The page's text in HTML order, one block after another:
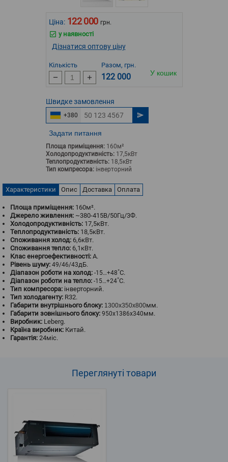
Ціна: 122 000 грн.
у наявності
Дізнатися оптову ціну
Кількість Разом, грн.
122 000 У кошик
Швидкезамовлення
+380
Задати питання
Площа приміщення:160м²
Холодопродуктивність:17,5кВт
Теплопродуктивність:18,5кВт
Тип компресора:інверторний
Характеристики Опис Доставка Оплата
Площа приміщення: 160м².
Джерело живлення: ~380-415В/50Гц/3Ф.
Холодопродуктивність: 17,5кВт.
Теплопродуктивність: 18,5кВт.
Споживання холод: 6,6кВт.
Споживання тепло: 6,1кВт.
Клас енергоефективності: A.
Рівень шуму: 49/46/43дБ.
Діапазон роботи на холод: -15…+48˚С.
Діапазон роботи на тепло: -15…+24˚С.
Тип компресора: інверторний.
Тип холодагенту: R32.
Габарити внутрішнього блоку: 1300x350x800мм.
Габарити зовнішнього блоку: 950x1386x340мм.
Виробник: Leberg.
Країна виробник: Китай.
Гарантія: 24міс.
Переглянуті товари